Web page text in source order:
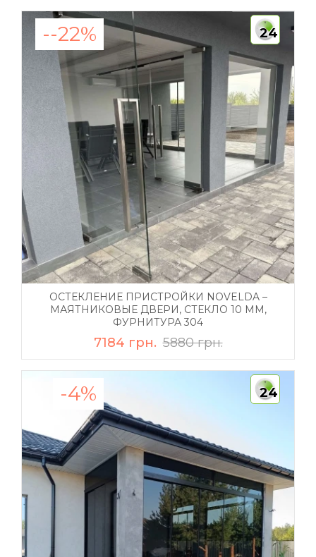
--22% 24
ОСТЕКЛЕНИЕ ПРИСТРОЙКИ NOVELDA –
МАЯТНИКОВЫЕ ДВЕРИ, СТЕКЛО 10 ММ,
ФУРНИТУРА 304
7184 грн. 5880 грн.
-4% 24